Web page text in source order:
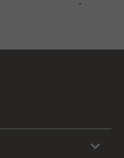
orden på
der ligger og
det kan være
opbevare